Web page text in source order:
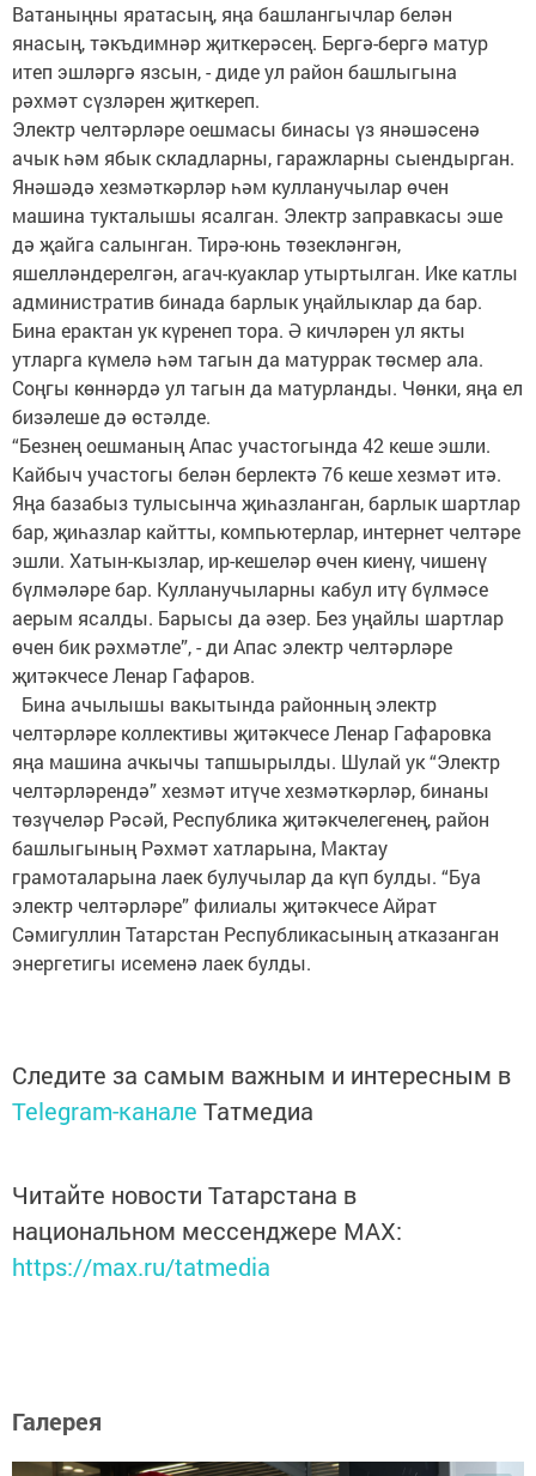
Ватаныңны яратасың, яңа башлангычлар белән
янасың, тәкъдимнәр җиткерәсең. Бергә-бергә матур
итеп эшләргә язсын, - диде ул район башлыгына
рәхмәт сүзләрен җиткереп.
Электр челтәрләре оешмасы бинасы үз янәшәсенә
ачык һәм ябык складларны, гаражларны сыендырган.
Янәшәдә хезмәткәрләр һәм кулланучылар өчен
машина тукталышы ясалган. Электр заправкасы эше
дә җайга салынган. Тирә-юнь төзекләнгән,
яшелләндерелгән, агач-куаклар утыртылган. Ике катлы
административ бинада барлык уңайлыклар да бар.
Бина ерактан ук күренеп тора. Ә кичләрен ул якты
утларга күмелә һәм тагын да матуррак төсмер ала.
Соңгы көннәрдә ул тагын да матурланды. Чөнки, яңа ел
бизәлеше дә өстәлде.
“Безнең оешманың Апас участогында 42 кеше эшли.
Кайбыч участогы белән берлектә 76 кеше хезмәт итә.
Яңа базабыз тулысынча җиһазланган, барлык шартлар
бар, җиһазлар кайтты, компьютерлар, интернет челтәре
эшли. Хатын-кызлар, ир-кешеләр өчен киенү, чишенү
бүлмәләре бар. Кулланучыларны кабул итү бүлмәсе
аерым ясалды. Барысы да әзер. Без уңайлы шартлар
өчен бик рәхмәтле”, - ди Апас электр челтәрләре
җитәкчесе Ленар Гафаров.
Бина ачылышы вакытында районның электр
челтәрләре коллективы җитәкчесе Ленар Гафаровка
яңа машина ачкычы тапшырылды. Шулай ук “Электр
челтәрләрендә” хезмәт итүче хезмәткәрләр, бинаны
төзүчеләр Рәсәй, Республика җитәкчелегенең, район
башлыгының Рәхмәт хатларына, Мактау
грамоталарына лаек булучылар да күп булды. “Буа
электр челтәрләре” филиалы җитәкчесе Айрат
Сәмигуллин Татарстан Республикасының атказанган
энергетигы исеменә лаек булды.
Следите за самым важным и интересным в
Telegram-канале Татмедиа
Читайте новости Татарстана в
национальном мессенджере MАХ:
https://max.ru/tatmedia
Галерея